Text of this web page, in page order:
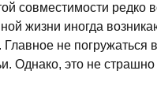
совместимости редко
жизни иногда
не погружаться
Однако, это не